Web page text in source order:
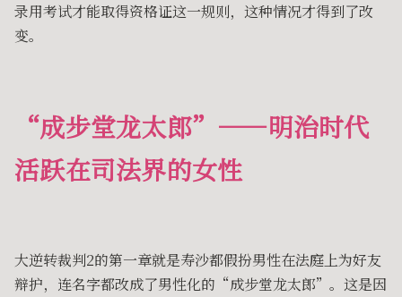
录用考试才能取得资格证这一规则，这种情况才得到了改
变。
“成步堂龙太郎”——明治时代
活跃在司法界的女性
大逆转裁判2的第一章就是寿沙都假扮男性在法庭上为好友
辩护，连名字都改成了男性化的“成步堂龙太郎”。这是因